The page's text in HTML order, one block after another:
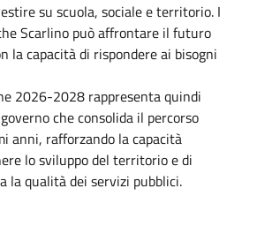
su scuola, sociale e territorio. I
Scarlino può affrontare il futuro
la capacità di rispondere ai bisogni
2026-2028 rappresenta quindi
che consolida il percorso
anni, rafforzando la capacità
lo sviluppo del territorio e di
la qualità dei servizi pubblici.